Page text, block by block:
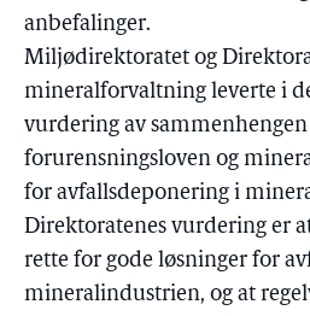
anbefalinger.
Miljødirektoratet og
mineralforvaltning leverte i
vurdering av
forurensningsloven og
for avfallsdeponering i
Direktoratenes vurdering er
rette for gode løsninger for
mineralindustrien, og at